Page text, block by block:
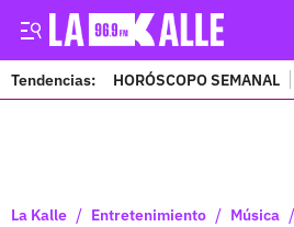
Tendencias: HORÓSCOPO SEMANAL
La Kalle / Entretenimiento / Música /